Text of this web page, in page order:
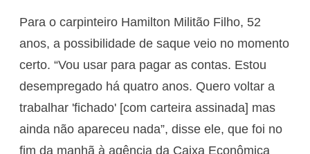
Para o carpinteiro Hamilton Militão Filho, 52
anos, a possibilidade de saque veio no momento
certo. “Vou usar para pagar as contas. Estou
desempregado há quatro anos. Quero voltar a
trabalhar 'fichado' [com carteira assinada] mas
ainda não apareceu nada”, disse ele, que foi no
fim da manhã à agência da Caixa Econômica